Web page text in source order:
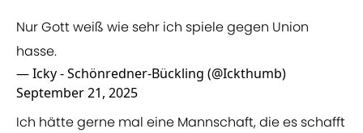
Nur Gott weiß wie sehr ich spiele gegen Union
hasse.
— Icky - Schönredner-Bückling (@Ickthumb)
September 21, 2025
Ich hätte gerne mal eine Mannschaft, die es schafft